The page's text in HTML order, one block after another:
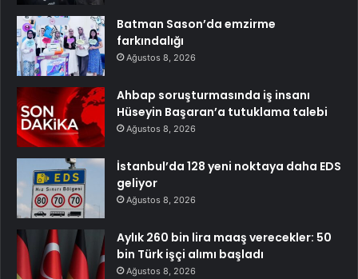
Batman Sason’da emzirme
farkındalığı
Ağustos 8, 2026
Ahbap soruşturmasında iş insanı
Hüseyin Başaran’a tutuklama talebi
Ağustos 8, 2026
İstanbul’da 128 yeni noktaya daha EDS
geliyor
Ağustos 8, 2026
Aylık 260 bin lira maaş verecekler: 50
bin Türk işçi alımı başladı
Ağustos 8, 2026